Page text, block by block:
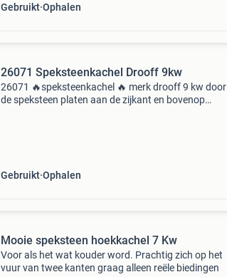
Gebruikt Ophalen
26071 Speksteenkachel Drooff 9kw
26071 🔥speksteenkachel 🔥 merk drooff 9 kw door
de speksteen platen aan de zijkant en bovenop
Gebruikt Ophalen
Mooie speksteen hoekkachel 7 Kw
Voor als het wat kouder word. Prachtig zich op het
vuur van twee kanten graag alleen reële biedingen